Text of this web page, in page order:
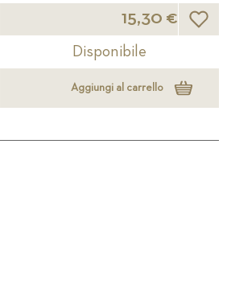
15,30 € Lista
Disponibile
Aggiungi al carrello